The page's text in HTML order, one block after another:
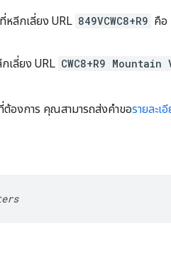
ลีกเลี่ยง URL 849VCWC8+R9 คือ
เลี่ยง URL CWC8+R9
ต้องการ คุณสามารถส่งคำขอรายละเ